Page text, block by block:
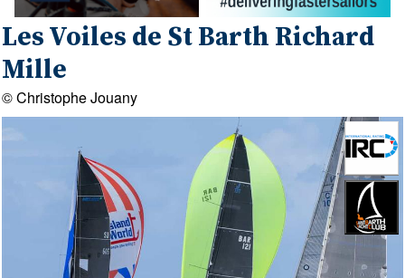
Les Voiles de St Barth Richard
Mille
© Christophe Jouany